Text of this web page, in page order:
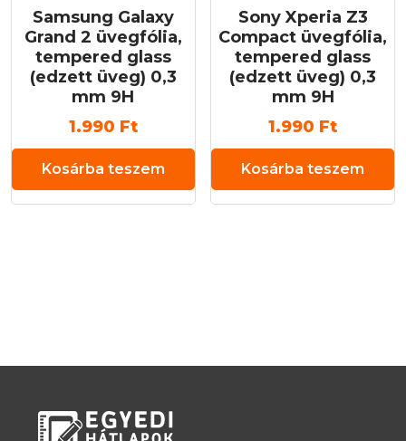
Samsung Galaxy
Grand 2 üvegfólia,
tempered glass
(edzett üveg) 0,3
mm 9H
1.990 Ft
Kosárba teszem
Sony Xperia Z3
Compact üvegfólia,
tempered glass
(edzett üveg) 0,3
mm 9H
1.990 Ft
Kosárba teszem